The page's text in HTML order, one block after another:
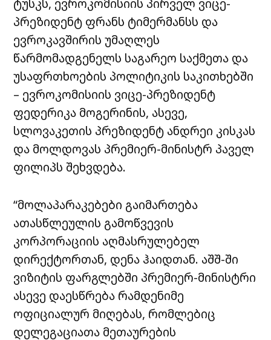
პრეზიდენტ ფრანს ტიმერმანსს და
ევროკავშირის უმაღლეს
წარმომადგენელს საგარეო საქმეთა და
უსაფრთხოების პოლიტიკის საკითხებში
– ევროკომისიის ვიცე-პრეზიდენტ
ფედერიკა მოგერინის, ასევე,
სლოვაკეთის პრეზიდენტ ანდრეი კისკას
და მოლდოვას პრემიერ-მინისტრ პაველ
ფილიპს შეხვდება.
“მოლაპარაკებები გაიმართება
ათასწლეულის გამოწვევის
კორპორაციის აღმასრულებელ
დირექტორთან, დენა ჰაიდთან. აშშ-ში
ვიზიტის ფარგლებში პრემიერ-მინისტრი
ასევე დაესწრება რამდენიმე
ოფიციალურ მიღებას, რომლებიც
დელეგაციათა მეთაურების